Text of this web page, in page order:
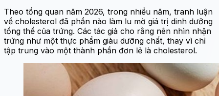
Theo tổng quan năm 2026, trong nhiều năm, tranh luận
về cholesterol đã phần nào làm lu mờ giá trị dinh dưỡng
tổng thể của trứng. Các tác giả cho rằng nên nhìn nhận
trứng như một thực phẩm giàu dưỡng chất, thay vì chỉ
tập trung vào một thành phần đơn lẻ là cholesterol.